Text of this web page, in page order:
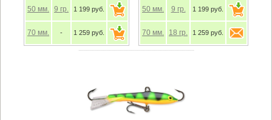
50 мм. 9 гр. 1 199 руб.
70 мм. - 1 259 руб.
50 мм. 9 гр. 1 199 руб.
70 мм. 18 гр. 1 259 руб.